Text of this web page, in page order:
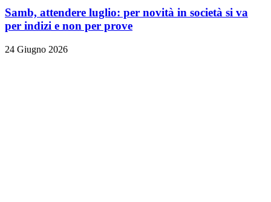
Samb, attendere luglio: per novità in società si va
per indizi e non per prove
24 Giugno 2026